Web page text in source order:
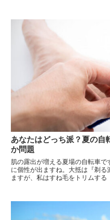
あなたはどっち派？夏の自
か問題
肌の露出が増える夏場の自転車
に個性が出ますね。大抵は『剃
ますが、私はすね毛をトリムする